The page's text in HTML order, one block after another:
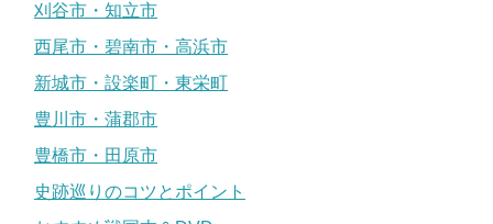
刈谷市・知立市
西尾市・碧南市・高浜市
新城市・設楽町・東栄町
豊川市・蒲郡市
豊橋市・田原市
史跡巡りのコツとポイント